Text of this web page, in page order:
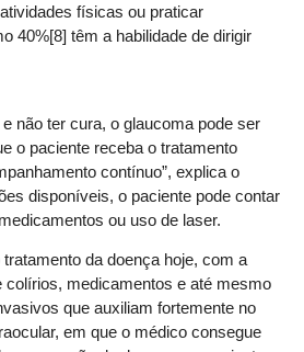
físicas ou praticar
40%[8] têm a habilidade de dirigir
não ter cura, o glaucoma pode ser
o paciente receba o tratamento
contínuo”, explica o
disponíveis, o paciente pode contar
ou uso de laser.
da doença hoje, com a
colírios, medicamentos e até mesmo
que auxiliam fortemente no
em que o médico consegue